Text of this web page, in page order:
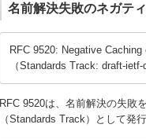
名前解決失敗のネガテ
RFC 9520: Negative
（Standards Track: draft-
RFC 9520は、名前解決の失敗
（Standards Track）として発